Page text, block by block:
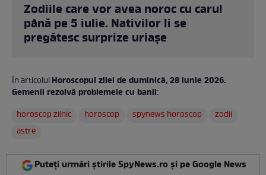
Zodiile care vor avea noroc cu carul
până pe 5 iulie. Nativilor li se
pregătesc surprize uriașe
În articolulHoroscopul zilei de duminică, 28 iunie 2026.
Gemenii rezolvă problemele cu banii:
horoscop zilnic
horoscop spynews horoscop
zodii
astre
Puteți urmări știrile SpyNews.ro și pe Google News